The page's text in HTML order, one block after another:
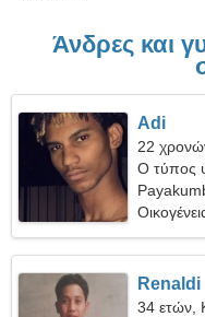
Άνδρες και
Adi
22
Ο τύπος
Renaldi
34 ετών,